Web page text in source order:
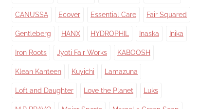
CANUSSA Ecover Essential Care Fair Squared
Gentleberg HANX HYDROPHIL Inaska Inika
Iron Roots Jyoti Fair Works KABOOSH
Klean Kanteen Kuyichi Lamazuna
Loft and Daughter Love the Planet Luks